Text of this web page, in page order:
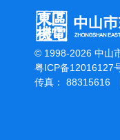
© 1998-2026 中山
粤ICP备12016127
传真： 88315616